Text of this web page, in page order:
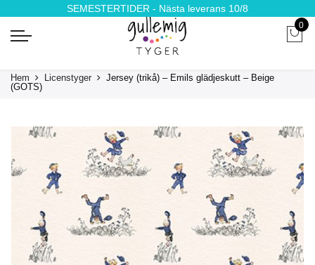
SEMESTERTIDER - Nästa leverans 10/8
0
Hem Licenstyger
Jersey (trikå) – Emils glädjeskutt – Beige
(GOTS)